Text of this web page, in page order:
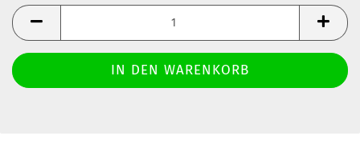
Stück